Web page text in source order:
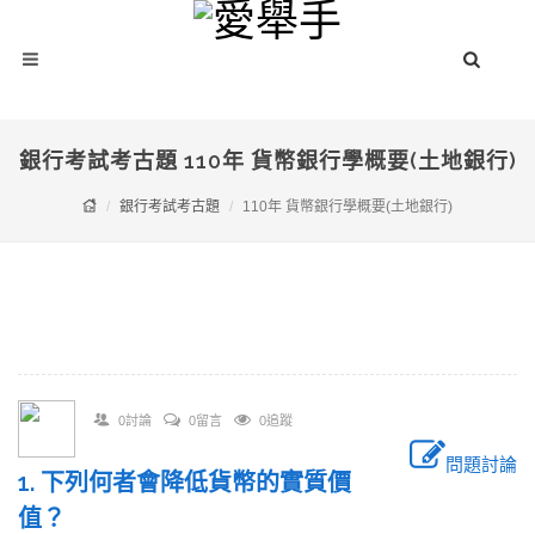
銀行考試考古題 110年 貨幣銀行學概要(土地銀行)
銀行考試考古題 110年 貨幣銀行學概要(土地銀行)
0討論 0留言 0追蹤
問題討論
1. 下列何者會降低貨幣的實質價
值？